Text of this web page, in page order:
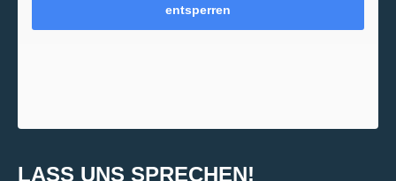
entsperren
LASS UNS SPRECHEN!